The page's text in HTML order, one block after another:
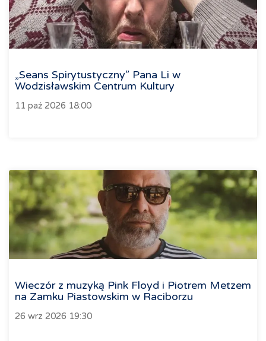
„Seans Spirytustyczny” Pana Li w
Wodzisławskim Centrum Kultury
11 paź 2026 18:00
Wieczór z muzyką Pink Floyd i Piotrem Metzem
na Zamku Piastowskim w Raciborzu
26 wrz 2026 19:30